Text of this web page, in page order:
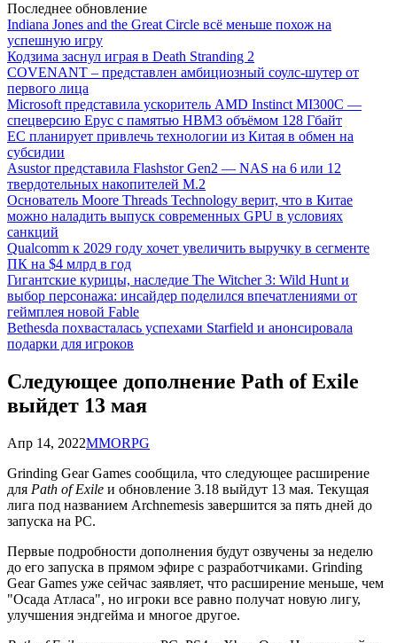
Последнее обновление
Indiana Jones and the Great Circle всё меньше похож на
успешную игру
Кодзима заснул играя в Death Stranding 2
COVENANT – представлен амбициозный соулс-шутер от
первого лица
Microsoft представила ускоритель AMD Instinct MI300C —
спецверсию Epyc с памятью HBM3 объёмом 128 Гбайт
ЕС планирует привлечь технологии из Китая в обмен на
субсидии
Asustor представила Flashstor Gen2 — NAS на 6 или 12
твердотельных накопителей M.2
Основатель Moore Threads Technology верит, что в Китае
можно наладить выпуск современных GPU в условиях
санкций
Qualcomm к 2029 году хочет увеличить выручку в сегменте
ПК на $4 млрд в год
Гигантские курицы, наследие The Witcher 3: Wild Hunt и
выбор персонажа: инсайдер поделился впечатлениями от
геймплея новой Fable
Bethesda похвасталась успехами Starfield и анонсировала
подарки для игроков
Следующее дополнение Path of Exile
выйдет 13 мая
Апр 14, 2022MMORPG
Grinding Gear Games сообщила, что следующее расширение
для Path of Exile и обновление 3.18 выйдут 13 мая. Текущая
лига под названием Archnemesis завершится за пять дней до
запуска на PC.
Первые подробности дополнения будут озвучены за неделю
до его запуска в прямом эфире с разработчиками. Grinding
Gear Games уже сейчас заявляет, что расширение меньше, чем
"Осада Атласа", но игроки все равно получат новую лигу,
улучшения эндгейма и многое другое.